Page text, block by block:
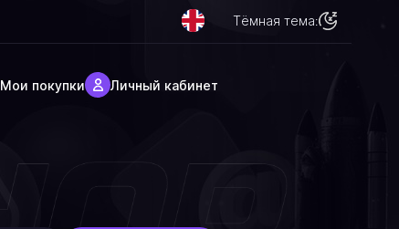
Тёмная тема:
Мои покупки Личный кабинет